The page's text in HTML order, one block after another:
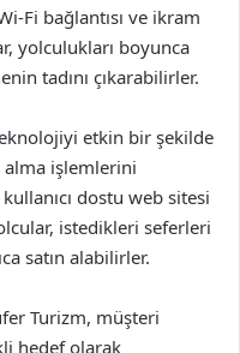
Fi bağlantısı ve ikram
yolculukları boyunca
tadını çıkarabilirler.
etkin bir şekilde
alma işlemlerini
dostu web sitesi
istedikleri seferleri
satın alabilirler.
Turizm, müşteri
hedef olarak